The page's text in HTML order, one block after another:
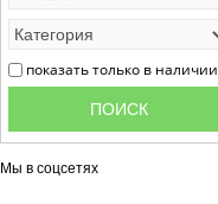
показать только в наличии
Мы в соцсетях